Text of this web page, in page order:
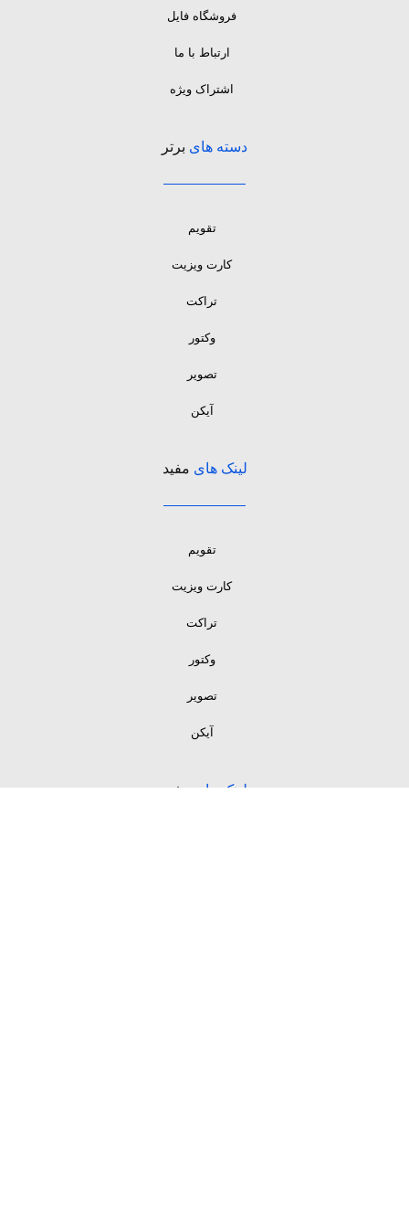
فروشگاه فایل
ارتباط با ما
اشتراک ویژه
دسته های برتر
تقویم
کارت ویزیت
تراکت
وکتور
تصویر
آیکن
لینک های مفید
تقویم
کارت ویزیت
تراکت
وکتور
تصویر
آیکن
لینک های مفید